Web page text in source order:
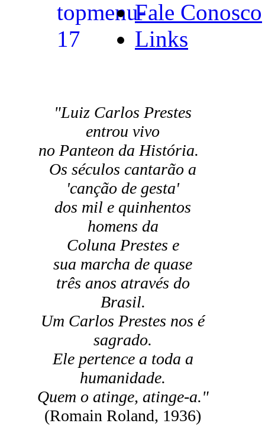
Fale Conosco
Links
"Luiz Carlos Prestes
entrou vivo
no Panteon da História.
Os séculos cantarão a
'canção de gesta'
dos mil e quinhentos
homens da
Coluna Prestes e
sua marcha de quase
três anos através do
Brasil.
Um Carlos Prestes nos é
sagrado.
Ele pertence a toda a
humanidade.
Quem o atinge, atinge-a."
(Romain Roland, 1936)